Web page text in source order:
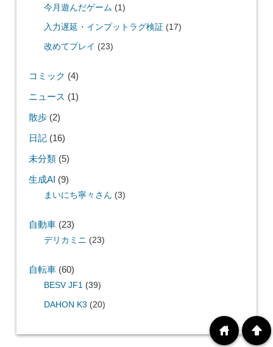
今月遊んだゲーム (1)
入力遅延・インプットラグ検証 (17)
改めてプレイ (23)
コミック (4)
ニュース (1)
散歩(2)
日記(16)
未分類(5)
生成AI (9)
まいにち寧々さん (3)
自動車(23)
デリカミニ (23)
自転車(60)
BESV JF1(39)
DAHON K3 (20)
arrowup
home